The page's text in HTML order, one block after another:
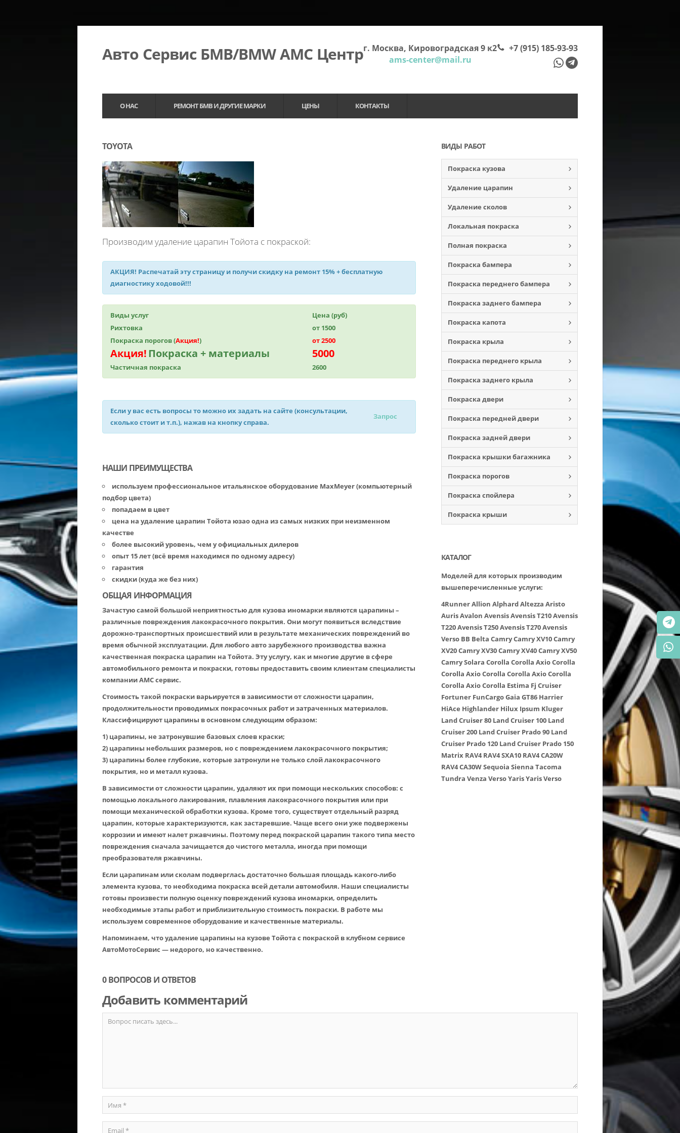
Авто Сервис БМВ/BMW АМС Центр +7 (915) 185-93-93
г. Москва, Кировоградская 9 к2
ams-center@mail.ru
О НАС РЕМОНТ БМВ И ДРУГИЕ МАРКИ ЦЕНЫ КОНТАКТЫ
TOYOTA
Производим удаление царапин Тойота с покраской:
АКЦИЯ! Распечатай эту страницу и получискидку на ремонт 15%+ бесплатную
диагностику ходовой!!!
Виды услуг
Цена (руб)
Рихтовка
от 1500
Покраска порогов (Акция!) от 2500
Акция!Покраска + материалы 5000
Частичная покраска 2600
Если у вас есть вопросы то можно их задать на сайте (консультации,
сколько стоит и т.п.), нажав на кнопку справа.
Запрос
НАШИ ПРЕИМУЩЕСТВА
используем профессиональное итальянское оборудование MaxMeyer (компьютерный
подбор цвета)
попадаем в цвет
цена на удаление царапин Тойота юзао одна из самых низких при неизменном
качестве
более высокий уровень, чем у официальных дилеров
опыт 15 лет (всё время находимся по одному адресу)
гарантия
скидки (куда же без них)
ОБЩАЯ ИНФОРМАЦИЯ
Зачастую самой большой неприятностью для кузова иномарки являются царапины –
различные повреждения лакокрасочного покрытия. Они могут появиться вследствие
дорожно-транспортных происшествий или в результате механических повреждений во
время обычной эксплуатации. Для любого авто зарубежного производства важна
качественная покраска царапин на Тойота. Эту услугу, как и многие другие в сфере
автомобильного ремонта и покраски, готовы предоставить своим клиентам специалисты
компании АМС сервис.
Стоимость такой покраски варьируется в зависимости от сложности царапин,
продолжительности проводимых покрасочных работ и затраченных материалов.
Классифицируют царапины в основном следующим образом:
1) царапины, не затронувшие базовых слоев краски;
2) царапины небольших размеров, но с повреждением лакокрасочного покрытия;
3) царапины более глубокие, которые затронули не только слой лакокрасочного
покрытия, но и металл кузова.
В зависимости от сложности царапин, удаляют их при помощи нескольких способов: с
помощью локального лакирования, плавления лакокрасочного покрытия или при
помощи механической обработки кузова. Кроме того, существует отдельный разряд
царапин, которые характеризуются, как застаревшие. Чаще всего они уже подвержены
коррозии и имеют налет ржавчины. Поэтому перед покраской царапин такого типа место
повреждения сначала зачищается до чистого металла, иногда при помощи
преобразователя ржавчины.
Если царапинам или сколам подверглась достаточно большая площадь какого-либо
элемента кузова, то необходима покраска всей детали автомобиля. Наши специалисты
готовы произвести полную оценку повреждений кузова иномарки, определить
необходимые этапы работ и приблизительную стоимость покраски. В работе мы
используем современное оборудование и качественные материалы.
Напоминаем, что удаление царапины на кузове Тойота с покраской в клубном сервисе
АвтоМотоСервис — недорого, но качественно.
ВИДЫ РАБОТ
Покраска кузова
Удаление царапин
Удаление сколов
Локальная покраска
Полная покраска
Покраска бампера
Покраска переднего бампера
Покраска заднего бампера
Покраска капота
Покраска крыла
Покраска переднего крыла
Покраска заднего крыла
Покраска двери
Покраска передней двери
Покраска задней двери
Покраска крышки багажника
Покраска порогов
Покраска спойлера
Покраска крыши
КАТАЛОГ
Моделей для которых производим
вышеперечисленные услуги:
4RunnerAllion AlphardAltezza Aristo
AurisAvalon AvensisAvensis T210Avensis
T220Avensis T250Avensis T270Avensis
Verso BB Belta CamryCamry XV10Camry
XV20Camry XV30Camry XV40Camry XV50
Camry Solara Corolla Corolla AxioCorolla
Corolla AxioCorolla Corolla AxioCorolla
Corolla AxioCorolla Estima Fj Cruiser
Fortuner FunCargoGaia GT86 Harrier
HiAce Highlander Hilux Ipsum Kluger
Land Cruiser 80 Land Cruiser 100 Land
Cruiser 200 Land Cruiser Prado 90 Land
Cruiser Prado 120 Land Cruiser Prado 150
Matrix RAV4 RAV4 SXA10 RAV4 CA20W
RAV4 CA30WSequoia Sienna Tacoma
Tundra Venza VersoYarisYaris Verso
0 ВОПРОСОВ И ОТВЕТОВ
Добавить комментарий